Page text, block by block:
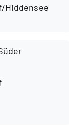
Hiddensee